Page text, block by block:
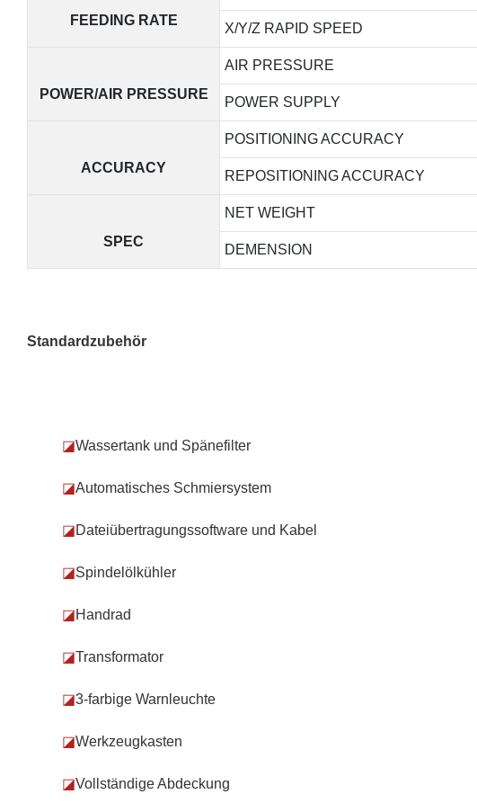
FEEDING RATE
X/Y/Z RAPID SPEED
POWER/AIR PRESSURE
AIR PRESSURE
POWER SUPPLY
ACCURACY
POSITIONING ACCURACY
REPOSITIONING ACCURACY
SPEC
NET WEIGHT
DEMENSION
Standardzubehör
◪Wassertank und Spänefilter
◪Automatisches Schmiersystem
◪Dateiübertragungssoftware und Kabel
◪Spindelölkühler
◪Handrad
◪Transformator
◪3-farbige Warnleuchte
◪Werkzeugkasten
◪Vollständige Abdeckung